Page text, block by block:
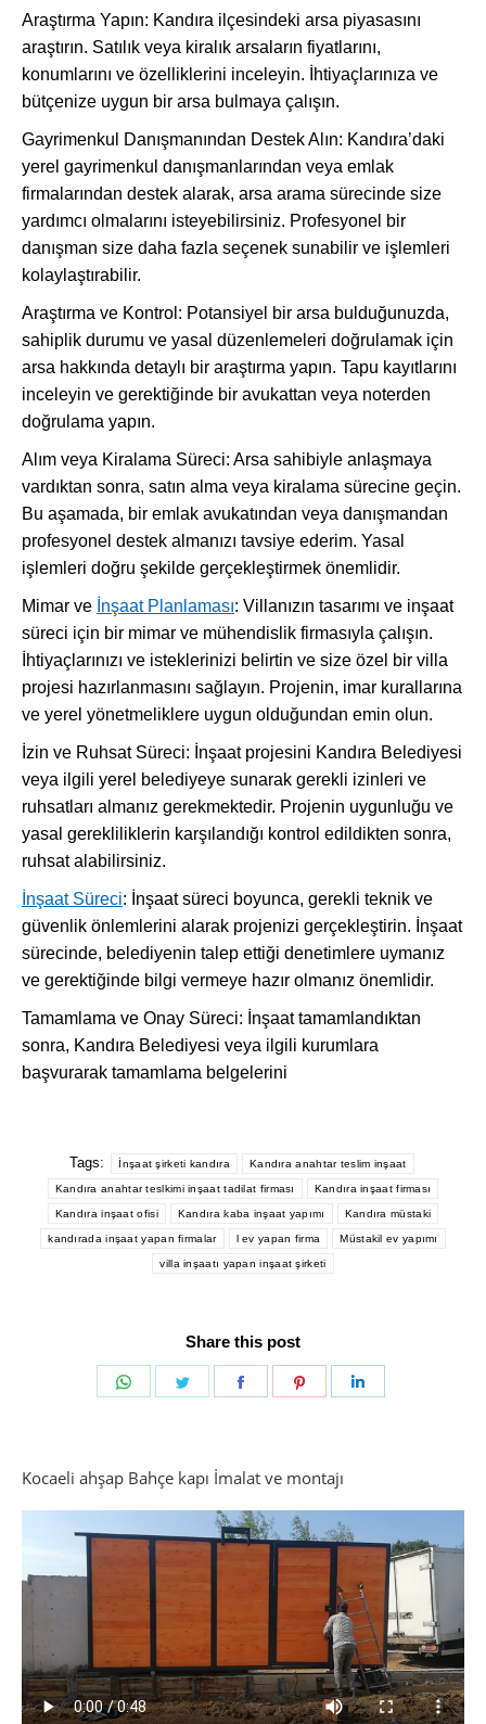
Araştırma Yapın: Kandıra ilçesindeki arsa piyasasını
araştırın. Satılık veya kiralık arsaların fiyatlarını,
konumlarını ve özelliklerini inceleyin. İhtiyaçlarınıza ve
bütçenize uygun bir arsa bulmaya çalışın.
Gayrimenkul Danışmanından Destek Alın: Kandıra’daki
yerel gayrimenkul danışmanlarından veya emlak
firmalarından destek alarak, arsa arama sürecinde size
yardımcı olmalarını isteyebilirsiniz. Profesyonel bir
danışman size daha fazla seçenek sunabilir ve işlemleri
kolaylaştırabilir.
Araştırma ve Kontrol: Potansiyel bir arsa bulduğunuzda,
sahiplik durumu ve yasal düzenlemeleri doğrulamak için
arsa hakkında detaylı bir araştırma yapın. Tapu kayıtlarını
inceleyin ve gerektiğinde bir avukattan veya noterden
doğrulama yapın.
Alım veya Kiralama Süreci: Arsa sahibiyle anlaşmaya
vardıktan sonra, satın alma veya kiralama sürecine geçin.
Bu aşamada, bir emlak avukatından veya danışmandan
profesyonel destek almanızı tavsiye ederim. Yasal
işlemleri doğru şekilde gerçekleştirmek önemlidir.
Mimar ve İnşaat Planlaması: Villanızın tasarımı ve inşaat
süreci için bir mimar ve mühendislik firmasıyla çalışın.
İhtiyaçlarınızı ve isteklerinizi belirtin ve size özel bir villa
projesi hazırlanmasını sağlayın. Projenin, imar kurallarına
ve yerel yönetmeliklere uygun olduğundan emin olun.
İzin ve Ruhsat Süreci: İnşaat projesini Kandıra Belediyesi
veya ilgili yerel belediyeye sunarak gerekli izinleri ve
ruhsatları almanız gerekmektedir. Projenin uygunluğu ve
yasal gerekliliklerin karşılandığı kontrol edildikten sonra,
ruhsat alabilirsiniz.
İnşaat Süreci: İnşaat süreci boyunca, gerekli teknik ve
güvenlik önlemlerini alarak projenizi gerçekleştirin. İnşaat
sürecinde, belediyenin talep ettiği denetimlere uymanız
ve gerektiğinde bilgi vermeye hazır olmanız önemlidir.
Tamamlama ve Onay Süreci: İnşaat tamamlandıktan
sonra, Kandıra Belediyesi veya ilgili kurumlara
başvurarak tamamlama belgelerini
Tags: İnşaat şirketi kandıra Kandıra anahtar teslim inşaat
Kandıra anahtar teslkimi inşaat tadilat firması Kandıra inşaat firması
Kandıra inşaat ofisi Kandıra kaba inşaat yapımı Kandıra müstaki
kandırada inşaat yapan firmalar l ev yapan firma Müstakil ev yapımı
villa inşaatı yapan inşaat şirketi
Share this post
Share
Share
Share
Share
Kocaeli ahşap Bahçe kapı İmalat ve montajı